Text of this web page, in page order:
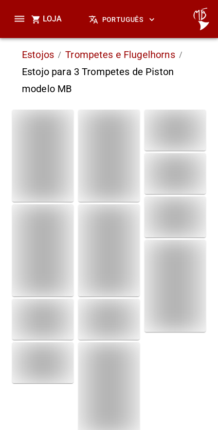
LOJA PORTUGUÊS
Estojos / Trompetes e Flugelhorns /
Estojo para 3 Trompetes de Piston
modelo MB